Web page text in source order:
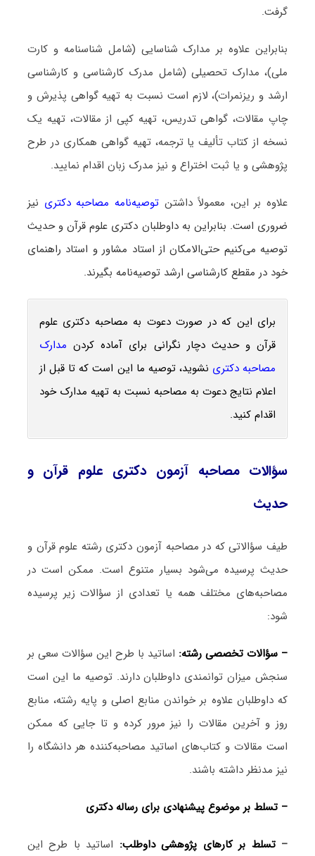
گرفت.
بنابراین علاوه بر مدارک شناسایی (شامل شناسنامه و کارت
ملی)، مدارک تحصیلی (شامل مدرک کارشناسی و کارشناسی
ارشد و ریزنمرات)، لازم است نسبت به تهیه گواهی پذیرش و
چاپ مقالات، گواهی تدریس، تهیه کپی از مقالات، تهیه یک
نسخه از کتاب تألیف یا ترجمه، تهیه گواهی همکاری در طرح
پژوهشی و یا ثبت اختراع و نیز مدرک زبان اقدام نمایید.
علاوه بر این، معمولاً داشتنتوصیه‌نامه مصاحبه دکتری نیز
ضروری است. بنابراین به داوطلبان دکتری علوم قرآن و حدیث
توصیه می‌کنیم حتی‌الامکان از استاد مشاور و استاد راهنمای
خود در مقطع کارشناسی ارشد توصیه‌نامه بگیرند.
برای این که در صورت دعوت به مصاحبه دکتری علوم
قرآن و حدیث دچار نگرانی برای آماده کردن مدارک
مصاحبه دکتری نشوید، توصیه ما این است که تا قبل از
اعلام نتایج دعوت به مصاحبه نسبت به تهیه مدارک خود
اقدام کنید.
سؤالات مصاحبه آزمون دکتری علوم قرآن و
حدیث
طیف سؤالاتی که در مصاحبه آزمون دکتری رشته علوم قرآن و
حدیث پرسیده می‌شود بسیار متنوع است. ممکن است در
مصاحبه‌های مختلف همه یا تعدادی از سؤالات زیر پرسیده
شود:
– سؤالات تخصصی رشته: اساتید با طرح این سؤالات سعی بر
سنجش میزان توانمندی داوطلبان دارند. توصیه ما این است
که داوطلبان علاوه بر خواندن منابع اصلی و پایه رشته، منابع
روز و آخرین مقالات را نیز مرور کرده و تا جایی که ممکن
است مقالات و کتاب‌های اساتید مصاحبه‌کننده هر دانشگاه را
نیز مدنظر داشته باشند.
– تسلط بر موضوع پیشنهادی برای رساله دکتری
–تسلط بر کارهای پژوهشی داوطلب: اساتید با طرح این